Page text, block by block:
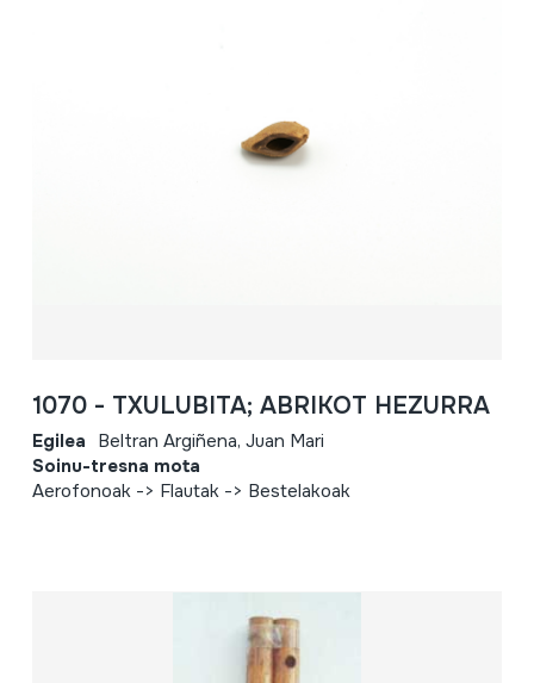
1070 - TXULUBITA; ABRIKOT HEZURRA
Egilea Beltran Argiñena, Juan Mari
Soinu-tresna mota
Aerofonoak -> Flautak -> Bestelakoak